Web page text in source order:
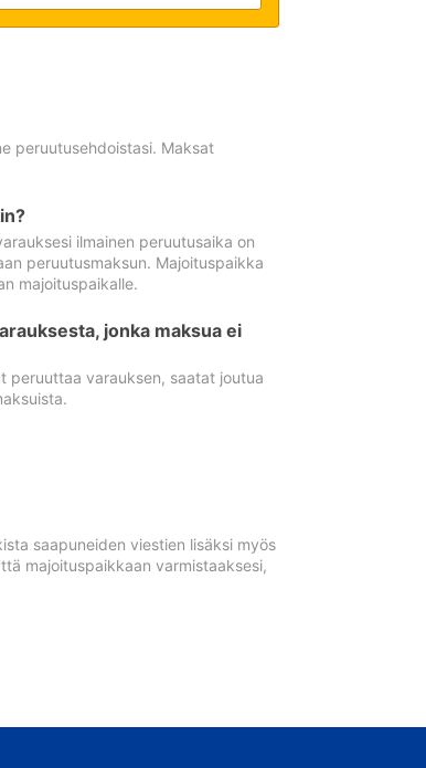
peruutusehdoistasi. Maksat
ilmainen peruutusaika on
peruutusmaksun. Majoituspaikka
majoituspaikalle.
jonka maksua ei
peruuttaa varauksen, saatat joutua
saapuneiden viestien lisäksi myös
majoituspaikkaan varmistaaksesi,